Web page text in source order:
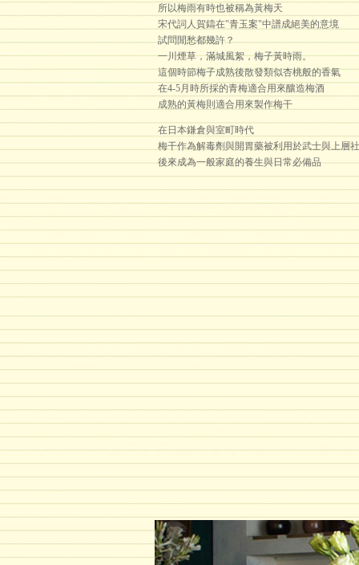
所以梅雨有時也被稱為黃梅天
宋代詞人賀鑄在"青玉案"中譜成絕美的意境
試問閒愁都幾許？
一川煙草，滿城風絮，梅子黃時雨。
這個時節梅子成熟後散發類似杏桃般的香氣
在4-5月時所採的青梅適合用來釀造梅酒
成熟的黃梅則適合用來製作梅干
在日本鎌倉與室町時代
梅干作為解毒劑與開胃藥被利用於武士與上層
後來成為一般家庭的養生與日常必備品